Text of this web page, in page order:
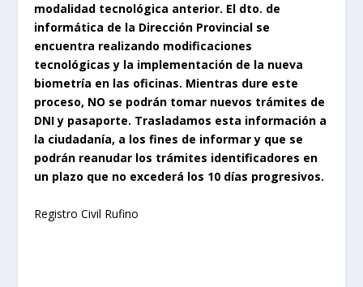
modalidad tecnológica anterior. El dto. de
informática de la Dirección Provincial se
encuentra realizando modificaciones
tecnológicas y la implementación de la nueva
biometría en las oficinas. Mientras dure este
proceso, NO se podrán tomar nuevos trámites de
DNI y pasaporte. Trasladamos esta información a
la ciudadanía, a los fines de informar y que se
podrán reanudar los trámites identificadores en
un plazo que no excederá los 10 días progresivos.
Registro Civil Rufino